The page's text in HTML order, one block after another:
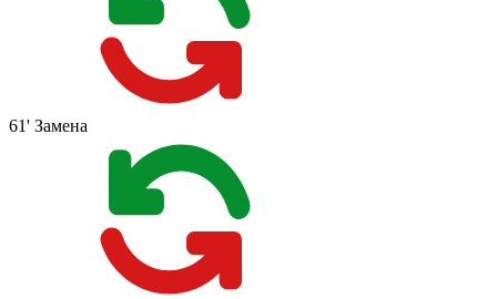
61' Замена